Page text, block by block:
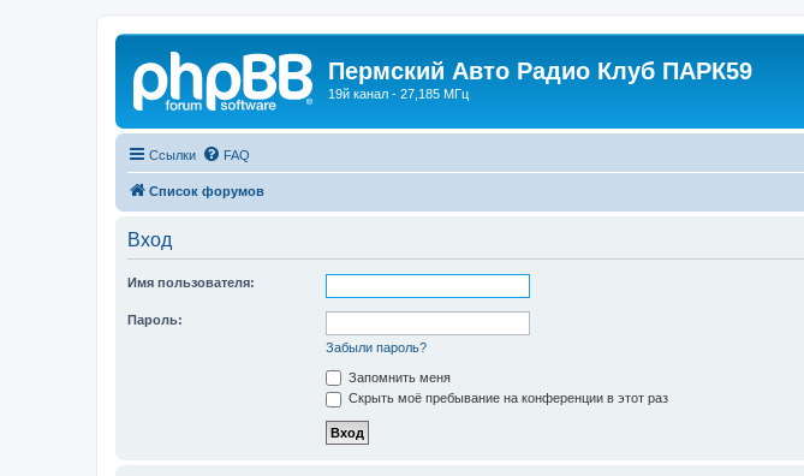
Пермский Авто Радио Клуб ПАРК59
19й канал - 27,185 МГц
Ссылки FAQ
Список форумов
Вход
Имя пользователя:
Пароль:
Забыли пароль?
Запомнить меня
Скрыть моё пребывание на конференции в этот раз